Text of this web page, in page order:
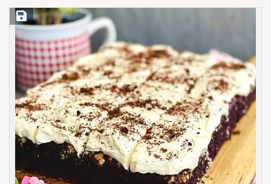
Save Recipe